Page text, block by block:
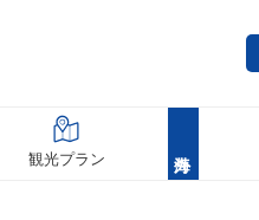
観光プラン